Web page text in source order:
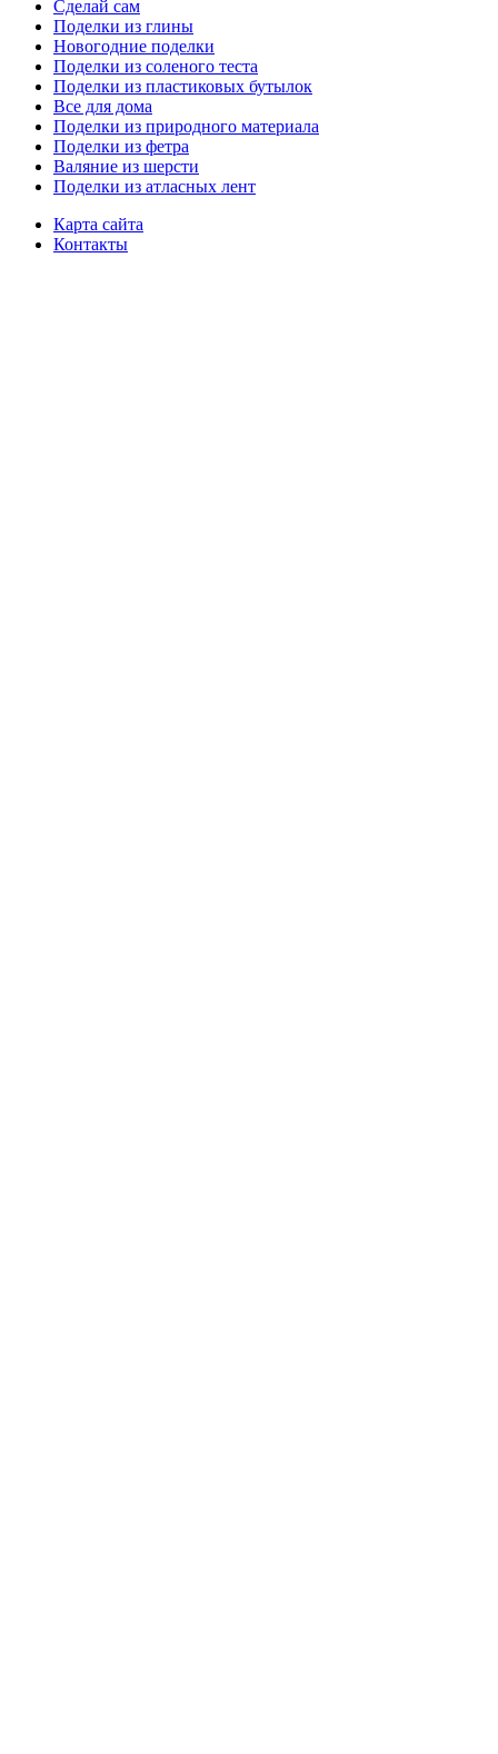
Сделай сам
Поделки из глины
Новогодние поделки
Поделки из соленого теста
Поделки из пластиковых бутылок
Все для дома
Поделки из природного материала
Поделки из фетра
Валяние из шерсти
Поделки из атласных лент
Карта сайта
Контакты